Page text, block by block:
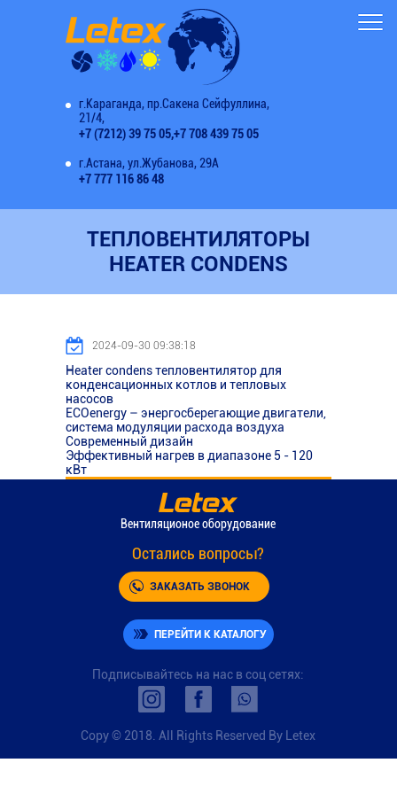
г.Караганда, пр.Сакена Сейфуллина,
21/4,
+7 (7212) 39 75 05,+7 708 439 75 05
г.Астана, ул.Жубанова, 29А
+7 777 116 86 48
ТЕПЛОВЕНТИЛЯТОРЫ
HEATER CONDENS
2024-09-30 09:38:18
Heater condens тепловентилятор для
конденсационных котлов и тепловых
насосов
ECOenergy – энергосберегающие двигатели,
система модуляции расхода воздуха
Современный дизайн
Эффективный нагрев в диапазоне 5 - 120
кВт
Вентиляционое оборудование
Остались вопросы?
ЗАКАЗАТЬ ЗВОНОК
ПЕРЕЙТИ К КАТАЛОГУ
Подписывайтесь на нас в соц сетях:
Copy © 2018. All Rights Reserved By Letex